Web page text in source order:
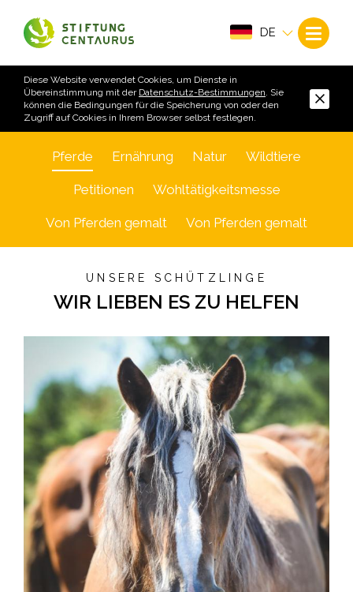
DE
Diese Website verwendet Cookies, um Dienste in
Übereinstimmung mit der Datenschutz-Bestimmungen. Sie
können die Bedingungen für die Speicherung von oder den
Zugriff auf Cookies in Ihrem Browser selbst festlegen.
Pferde Ernährung Natur Wildtiere
Petitionen Wohltätigkeitsmesse
Von Pferden gemalt Von Pferden gemalt
UNSERE SCHÜTZLINGE
WIR LIEBEN ES ZU HELFEN